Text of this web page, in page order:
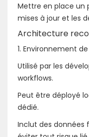
Mettre en place un
mises à jour et les
Architecture
1. Environnement
Utilisé par les
workflows.
Peut être déployé
dédié.
Inclut des données